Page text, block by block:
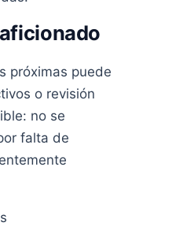
próximas puede
o revisión
no se
falta de